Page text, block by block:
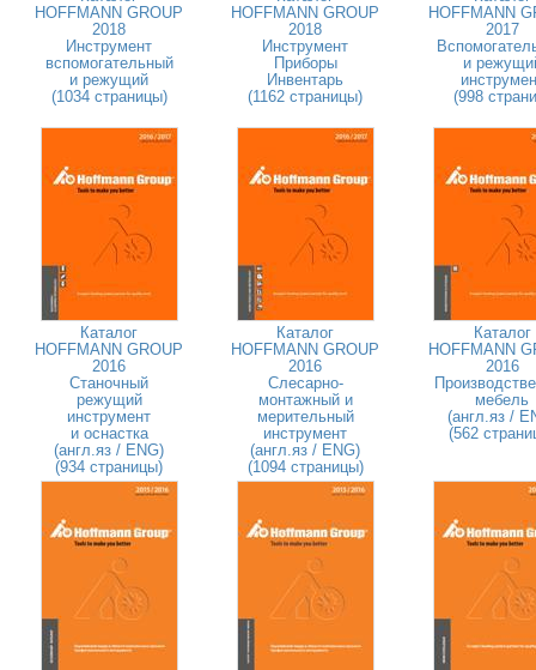
HOFFMANN GROUP
2018
Инструмент
вспомогательный
и режущий
(1034 страницы)
HOFFMANN GROUP
2018
Инструмент
Приборы
Инвентарь
(1162 страницы)
HOFFMANN
2017
и
(998
Каталог
HOFFMANN GROUP
2016
Станочный
режущий
инструмент
и оснастка
(англ.яз / ENG)
(934 страницы)
Каталог
HOFFMANN GROUP
2016
Слесарно-
монтажный и
мерительный
инструмент
(англ.яз / ENG)
(1094 страницы)
Каталог
HOFFMANN
2016
мебель
(англ.яз /
(562